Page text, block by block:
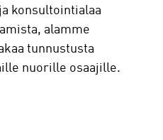
konsultointialaa
alamme
tunnustusta
nuorille osaajille.